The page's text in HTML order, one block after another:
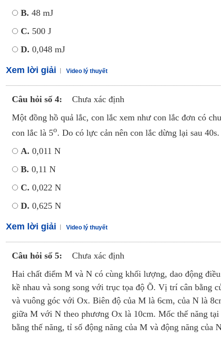
B. 48 mJ
C. 500 J
D. 0,048 mJ
Xem lời giải Video lý thuyết
Câu hỏi số 4:
Chưa xác định
Một đồng hồ quả lắc, con lắc xem như con lắc đơn có
con lắc là 5o. Do có lực cản nên con lắc dừng lại sau
A. 0,011 N
B. 0,11 N
C. 0,022 N
D. 0,625 N
Xem lời giải Video lý thuyết
Câu hỏi số 5:
Chưa xác định
Hai chất điểm M và N có cùng khối lượng, dao động
kề nhau và song song với trục tọa độ Õ. Vị trí cân bằng
và vuông góc với Ox. Biên độ của M là 6cm, của N là
giữa M với N theo phương Ox là 10cm. Mốc thế năng
bằng thế năng, tỉ số động năng của M và động năng của